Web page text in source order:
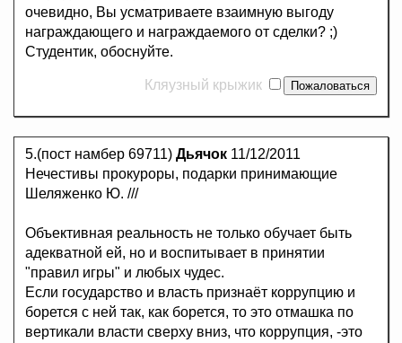
очевидно, Вы усматриваете взаимную выгоду
награждающего и награждаемого от сделки? ;)
Студентик, обоснуйте.
Кляузный крыжик
5.(пост намбер 69711) Дьячок 11/12/2011
Нечестивы прокуроры, подарки принимающие
Шеляженко Ю. ///
Объективная реальность не только обучает быть
адекватной ей, но и воспитывает в принятии
"правил игры" и любых чудес.
Если государство и власть признаёт коррупцию и
борется с ней так, как борется, то это отмашка по
вертикали власти сверху вниз, что коррупция, -это